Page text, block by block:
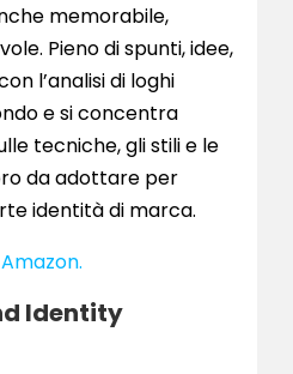
memorabile,
Pieno di spunti, idee,
l’analisi di loghi
e si concentra
tecniche, gli stili e le
da adottare per
identità di marca.
Identity